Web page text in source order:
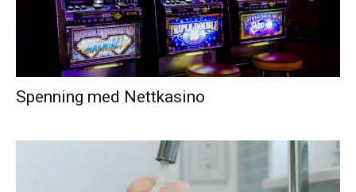
Spenning med Nettkasino